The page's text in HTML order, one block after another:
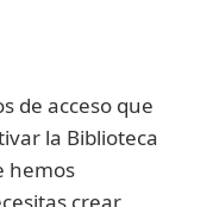
de acceso que
la Biblioteca
hemos